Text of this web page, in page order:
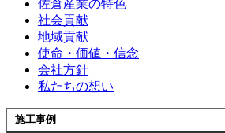
佐倉産業の特色
社会貢献
地域貢献
使命・価値・信念
会社方針
私たちの想い
施工事例